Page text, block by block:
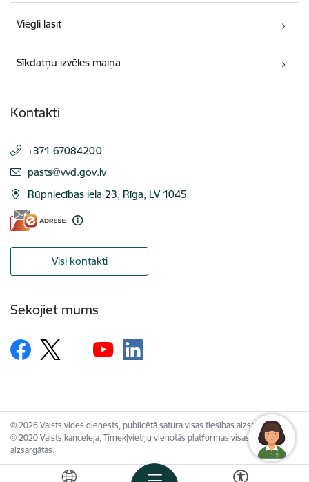
Viegli lasīt
Sīkdatņu izvēles maiņa
Kontakti
+371 67084200
E-pasts:
pasts@vvd.gov.lv
Rūpniecības iela 23, Rīga, LV 1045
Visi kontakti
Sekojiet mums
© 2026 Valsts vides dienests, publicētā satura visas tiesības aizsargātas.
© 2020 Valsts kanceleja, Tīmekļvietņu vienotās platformas visas tiesības
aizsargātas.